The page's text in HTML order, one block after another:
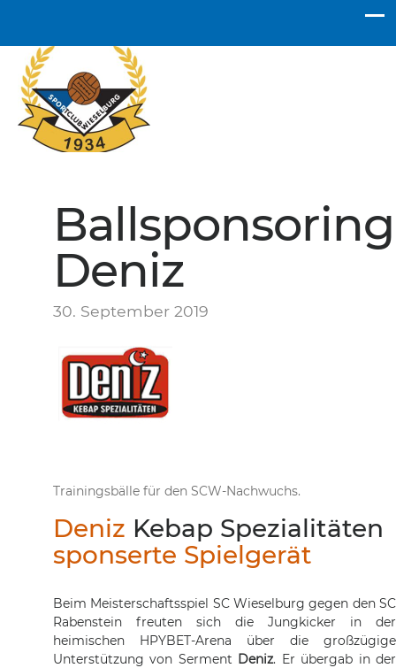
Ballsponsoring
Deniz
30. September 2019
Trainingsbälle für den SCW-Nachwuchs.
Deniz Kebap Spezialitäten
sponserte Spielgerät
Beim Meisterschaftsspiel SC Wieselburg gegen den SC
Rabenstein freuten sich die Jungkicker in der
heimischen HPYBET-Arena über die großzügige
Unterstützung von Serment Deniz. Er übergab in der